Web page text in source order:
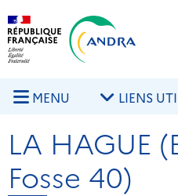
Aller au contenu principal
MENU LIENS
LA HAGUE
Fosse 40)